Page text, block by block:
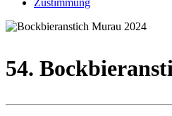
Zustimmung
54.